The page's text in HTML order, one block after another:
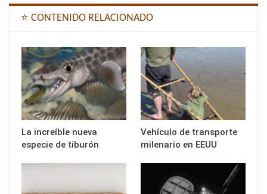
⭐ CONTENIDO RELACIONADO
La increíble nueva
especie de tiburón
Vehículo de transporte
milenario en EEUU